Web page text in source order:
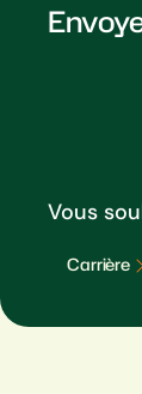
Vous
Carrière